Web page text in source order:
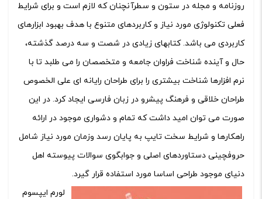
روزنامه و مجله در ستون و سطرآنچنان که لازم است و برای شرایط
فعلی تکنولوژی مورد نیاز و کاربردهای متنوع با هدف بهبود ابزارهای
کاربردی می باشد. کتابهای زیادی در شصت و سه درصد گذشته،
حال و آینده شناخت فراوان جامعه و متخصصان را می طلبد تا با
نرم افزارها شناخت بیشتری را برای طراحان رایانه ای علی الخصوص
طراحان خلاقی و فرهنگ پیشرو در زبان فارسی ایجاد کرد. در این
صورت می توان امید داشت که تمام و دشواری موجود در ارائه
راهکارها و شرایط سخت تایپ به پایان رسد وزمان مورد نیاز شامل
حروفچینی دستاوردهای اصلی و جوابگوی سوالات پیوسته اهل
دنیای موجود طراحی اساسا مورد استفاده قرار گیرد.
لورم ایپسوم